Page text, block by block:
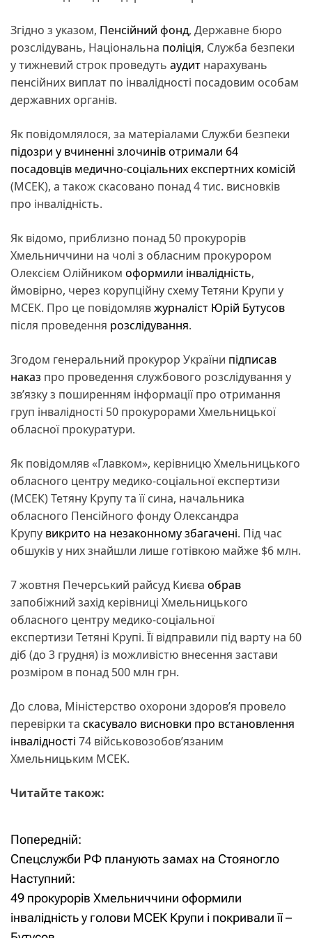
Згідно з указом, Пенсійний фонд, Державне бюро
розслідувань, Національна поліція, Служба безпеки
у тижневий строк проведуть аудит нарахувань
пенсійних виплат по інвалідності посадовим особам
державних органів.
Як повідомлялося, за матеріалами Служби безпеки
підозри у вчиненні злочинів отримали 64
посадовців медично-соціальних експертних комісій
(МСЕК), а також скасовано понад 4 тис. висновків
про інвалідність.
Як відомо, приблизно понад 50 прокурорів
Хмельниччини на чолі з обласним прокурором
Олексієм Олійником оформили інвалідність,
ймовірно, через корупційну схему Тетяни Крупи у
МСЕК. Про це повідомлявжурналіст Юрій Бутусов
після проведення розслідування.
Згодом генеральний прокурор України підписав
наказ про проведення службового розслідування у
зв’язку з поширенням інформації про отримання
груп інвалідності 50 прокурорами Хмельницької
обласної прокуратури.
Як повідомляв «Главком», керівницю Хмельницького
обласного центру медико-соціальної експертизи
(МСЕК) Тетяну Крупу та її сина, начальника
обласного Пенсійного фонду Олександра
Крупу викрито на незаконному збагачені. Під час
обшуків у них знайшли лише готівкою майже $6 млн.
7 жовтня Печерський райсуд Києва обрав
запобіжний захід керівниці Хмельницького
обласного центру медико-соціальної
експертизи Тетяні Крупі. Її відправили під варту на 60
діб (до 3 грудня) із можливістю внесення застави
розміром в понад 500 млн грн.
До слова, Міністерство охорони здоровʼя провело
перевірки та скасувало висновки про встановлення
інвалідності 74 військовозобовʼязаним
Хмельницьким МСЕК.
Читайте також:
Н
а
в
і
Попередній:
Спецслужби РФ планують замах на Стояногло
Наступний:
49 прокурорів Хмельниччини оформили
інвалідність у голови МСЕК Крупи і покривали її –